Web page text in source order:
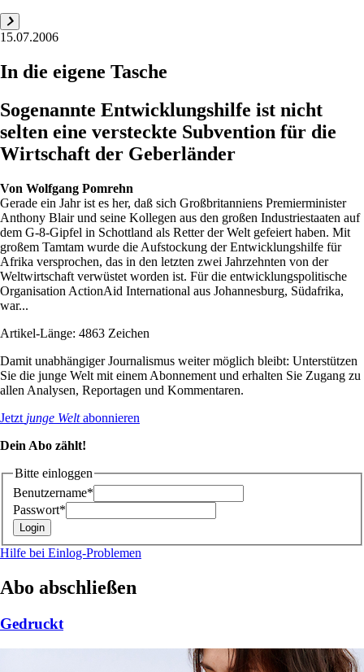
15.07.2006
In die eigene Tasche
Sogenannte Entwicklungshilfe ist nicht
selten eine versteckte Subvention für die
Wirtschaft der Geberländer
Von Wolfgang Pomrehn
Gerade ein Jahr ist es her, daß sich Großbritanniens Premierminister
Anthony Blair und seine Kollegen aus den großen Industriestaaten auf
dem G-8-Gipfel in Schottland als Retter der Welt gefeiert haben. Mit
großem Tamtam wurde die Aufstockung der Entwicklungshilfe für
Afrika versprochen, das in den letzten zwei Jahrzehnten von der
Weltwirtschaft verwüstet worden ist. Für die entwicklungspolitische
Organisation ActionAid International aus Johannesburg, Südafrika,
war...
Artikel-Länge: 4863 Zeichen
Damit unabhängiger Journalismus weiter möglich bleibt: Unterstützen
Sie die junge Welt mit einem Abonnement und erhalten Sie Zugang zu
allen Analysen, Reportagen und Kommentaren.
Jetzt junge Weltabonnieren
Dein Abo zählt!
Bitte einloggen
Benutzername*
Passwort*
Hilfe bei Einlog-Problemen
Abo abschließen
Gedruckt